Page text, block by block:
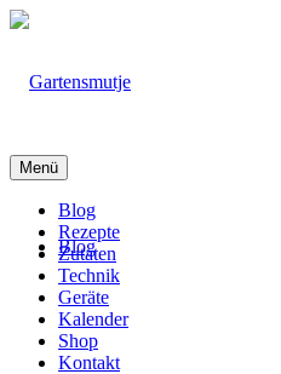
Blog
Menü
Blog
Rezepte
Zutaten
Technik
Geräte
Kalender
Shop
Kontakt